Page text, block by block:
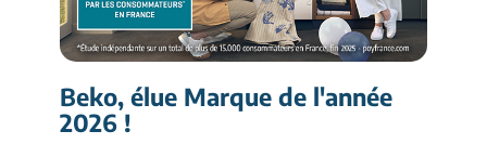
Beko, élue Marque de l'année
2026 !